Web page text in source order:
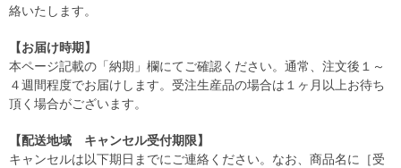
絡いたします。
【お届け時期】
本ページ記載の「納期」欄にてご確認ください。通常、注文後１～
４週間程度でお届けします。受注生産品の場合は１ヶ月以上お待ち
頂く場合がございます。
【配送地域 キャンセル受付期限】
キャンセルは以下期日までにご連絡ください。なお、商品名に［受